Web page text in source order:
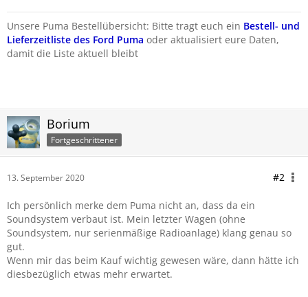
Unsere Puma Bestellübersicht: Bitte tragt euch ein Bestell- und
Lieferzeitliste des Ford Puma oder aktualisiert eure Daten,
damit die Liste aktuell bleibt
Borium
Fortgeschrittener
13. September 2020 #2
Ich persönlich merke dem Puma nicht an, dass da ein
Soundsystem verbaut ist. Mein letzter Wagen (ohne
Soundsystem, nur serienmäßige Radioanlage) klang genau so
gut.
Wenn mir das beim Kauf wichtig gewesen wäre, dann hätte ich
diesbezüglich etwas mehr erwartet.